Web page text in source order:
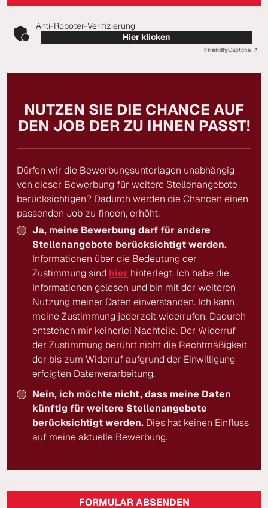
Anti-Roboter-Verifizierung
Hier klicken
FriendlyCaptcha ⇗
NUTZEN SIE DIE CHANCE AUF
DEN JOB DER ZU IHNEN PASST!
Dürfen wir die Bewerbungsunterlagen unabhängig
von dieser Bewerbung für weitere Stellenangebote
berücksichtigen? Dadurch werden die Chancen einen
passenden Job zu finden, erhöht.
Ja, meine Bewerbung darf für andere
Stellenangebote berücksichtigt werden.
Informationen über die Bedeutung der
Zustimmung sind hier hinterlegt. Ich habe die
Informationen gelesen und bin mit der weiteren
Nutzung meiner Daten einverstanden. Ich kann
meine Zustimmung jederzeit widerrufen. Dadurch
entstehen mir keinerlei Nachteile. Der Widerruf
der Zustimmung berührt nicht die Rechtmäßigkeit
der bis zum Widerruf aufgrund der Einwilligung
erfolgten Datenverarbeitung.
Nein, ich möchte nicht, dass meine Daten
künftig für weitere Stellenangebote
berücksichtigt werden. Dies hat keinen Einfluss
auf meine aktuelle Bewerbung.
FORMULAR ABSENDEN